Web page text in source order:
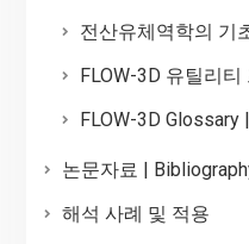
전산유체역학의 기
FLOW-3D 유틸리티
FLOW-3D Glossary
논문자료 |
해석 사례 및 적용